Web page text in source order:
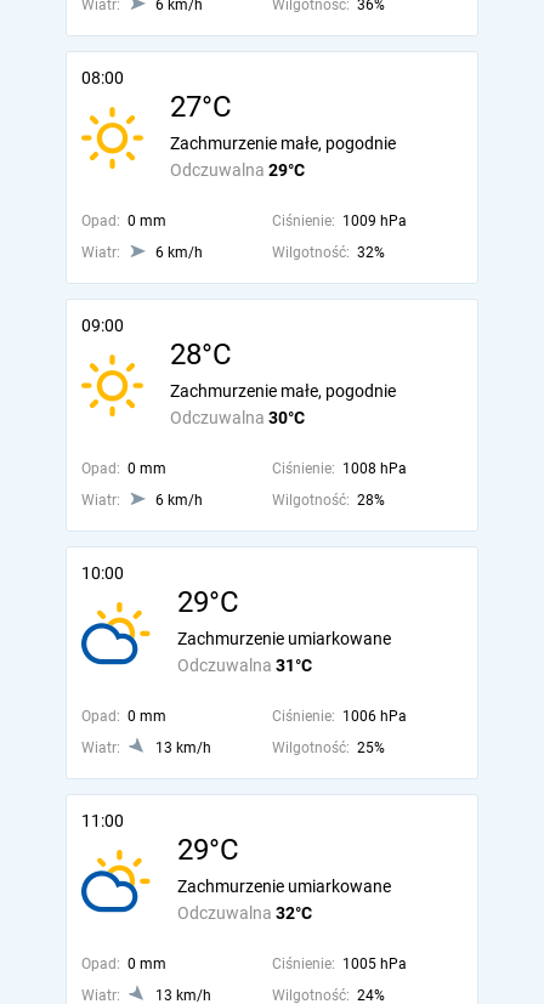
Wiatr: 6 km/h Wilgotność: 36%
08:00
27°C
Odczuwalna 29°C
Zachmurzenie małe, pogodnie
Opad: 0 mm Ciśnienie: 1009 hPa
Wiatr:
6 km/h Wilgotność: 32%
09:00
28°C
Odczuwalna 30°C
Zachmurzenie małe, pogodnie
Opad: 0 mm Ciśnienie: 1008 hPa
Wiatr:
6 km/h Wilgotność: 28%
10:00
29°C
Odczuwalna 31°C
Zachmurzenie umiarkowane
Opad: 0 mm Ciśnienie: 1006 hPa
Wiatr:
13 km/h Wilgotność: 25%
11:00
29°C
Odczuwalna 32°C
Zachmurzenie umiarkowane
Opad: 0 mm Ciśnienie: 1005 hPa
Wiatr:
13 km/h Wilgotność: 24%